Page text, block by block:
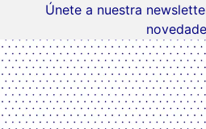
Únete a nuestra